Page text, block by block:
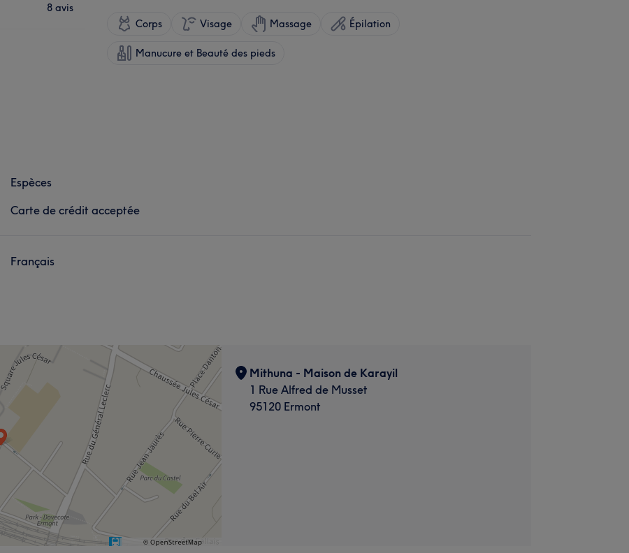
8 avis
Corps Visage Massage Épilation
Manucure et Beauté des pieds
Espèces
Carte de crédit acceptée
Français
Mithuna - Maison de Karayil
1 Rue Alfred de Musset
95120 Ermont